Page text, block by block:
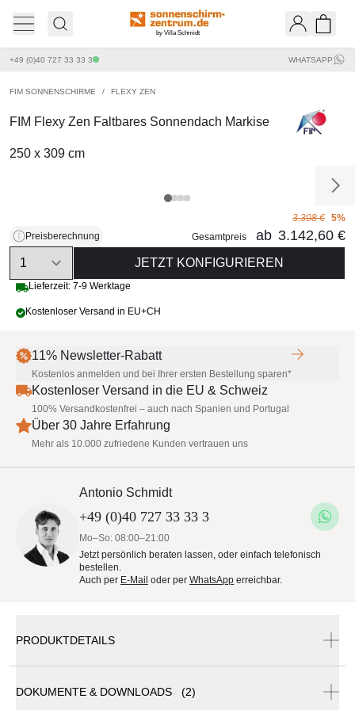
by Villa Schmidt
+49 (0)40 727 33 33 3 WHATSAPP
FIM SONNENSCHIRME / FLEXY ZEN
FIM Flexy Zen Faltbares Sonnendach Markise
250 x 309 cm
Preisberechnung
3.308 € 5%
Gesamtpreis
ab 3.142,60 €
Quantity
JETZT KONFIGURIEREN
Lieferzeit: 7-9 Werktage
Kostenloser Versand in EU+CH
11% Newsletter-Rabatt
Kostenlos anmelden und bei Ihrer ersten Bestellung sparen*
Kostenloser Versand in die EU & Schweiz
100% Versandkostenfrei – auch nach Spanien und Portugal
Über 30 Jahre Erfahrung
Mehr als 10.000 zufriedene Kunden vertrauen uns
Antonio Schmidt
+49 (0)40 727 33 33 3
Mo–So: 08:00–21:00
Jetzt persönlich beraten lassen, oder einfach telefonisch
bestellen.
Auch per E-Mail oder per WhatsApp erreichbar.
PRODUKTDETAILS
DOKUMENTE & DOWNLOADS (2)